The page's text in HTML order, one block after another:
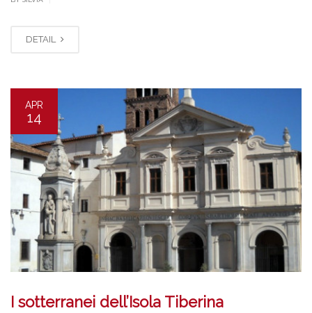
DETAIL
APR
14
I sotterranei dell’Isola Tiberina